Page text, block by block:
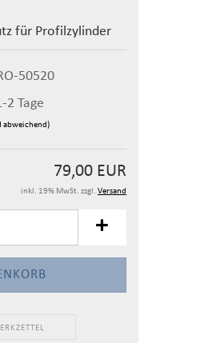
für Profilzylinder
50520
2 Tage
abweichend)
79,00 EUR
inkl. 19% MwSt. zzgl. Versand